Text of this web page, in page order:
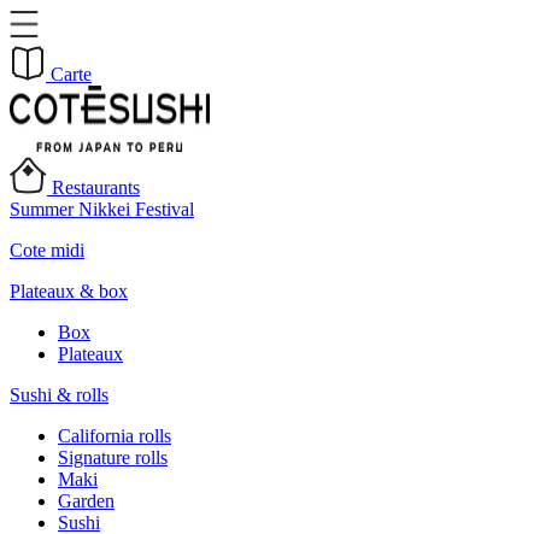
Carte
Restaurants
Summer Nikkei Festival
Cote midi
Plateaux & box
Box
Plateaux
Sushi & rolls
California rolls
Signature rolls
Maki
Garden
Sushi